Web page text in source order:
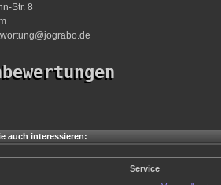
Str. 8
auch interessieren:
Service